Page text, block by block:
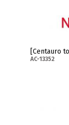
[Centauro
AC-13352